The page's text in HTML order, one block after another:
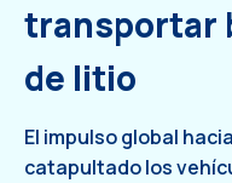
transportar
de litio
El impulso global
catapultado los